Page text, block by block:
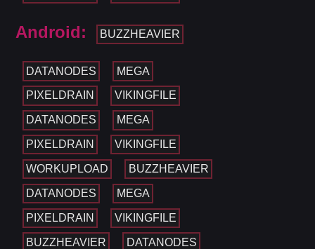
Android: BUZZHEAVIER
DATANODES MEGA
PIXELDRAIN VIKINGFILE
DATANODES MEGA
PIXELDRAIN VIKINGFILE
WORKUPLOAD BUZZHEAVIER
DATANODES MEGA
PIXELDRAIN VIKINGFILE
BUZZHEAVIER DATANODES